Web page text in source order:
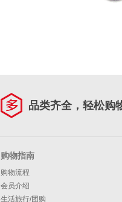
品类齐全，轻松购
购物指南
购物流程
会员介绍
生活旅行/团购